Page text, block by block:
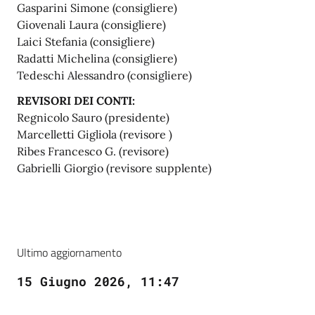
Gasparini Simone (consigliere)
Giovenali Laura (consigliere)
Laici Stefania (consigliere)
Radatti Michelina (consigliere)
Tedeschi Alessandro (consigliere)
REVISORI DEI CONTI:
Regnicolo Sauro (presidente)
Marcelletti Gigliola (revisore )
Ribes Francesco G. (revisore)
Gabrielli Giorgio (revisore supplente)
Ultimo aggiornamento
15 Giugno 2026, 11:47